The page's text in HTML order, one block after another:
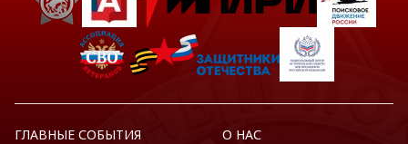
ГЛАВНЫЕ СОБЫТИЯ О НАС